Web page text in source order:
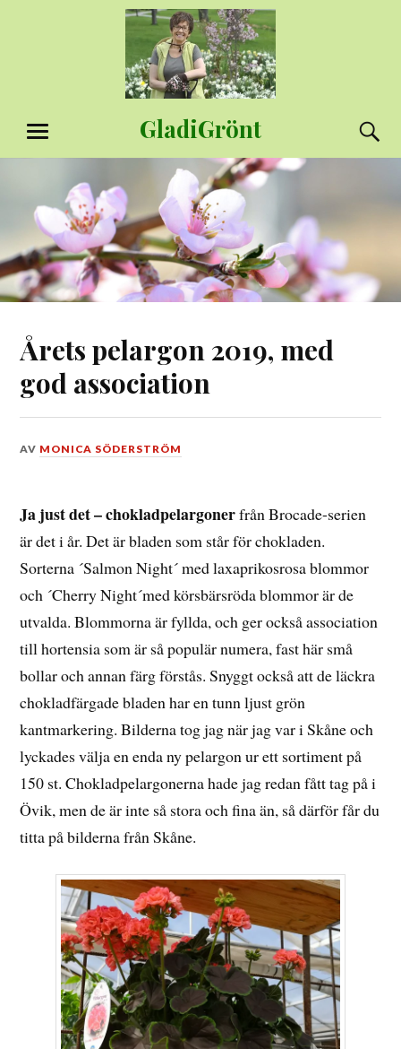
GladiGrönt
MENY
Årets pelargon 2019, med
god association
DEN
2019
AV MONICA SÖDERSTRÖM
Ja just det – chokladpelargonerfrån Brocade-serien
är det i år. Det är bladen som står för chokladen.
Sorterna ´Salmon Night´ med laxaprikosrosa blommor
och ´Cherry Night´med körsbärsröda blommor är de
utvalda. Blommorna är fyllda, och ger också association
till hortensia som är så populär numera, fast här små
bollar och annan färg förstås. Snyggt också att de läckra
chokladfärgade bladen har en tunn ljust grön
kantmarkering. Bilderna tog jag när jag var i Skåne och
lyckades välja en enda ny pelargon ur ett sortiment på
150 st. Chokladpelargonerna hade jag redan fått tag på i
Övik, men de är inte så stora och fina än, så därför får du
titta på bilderna från Skåne.